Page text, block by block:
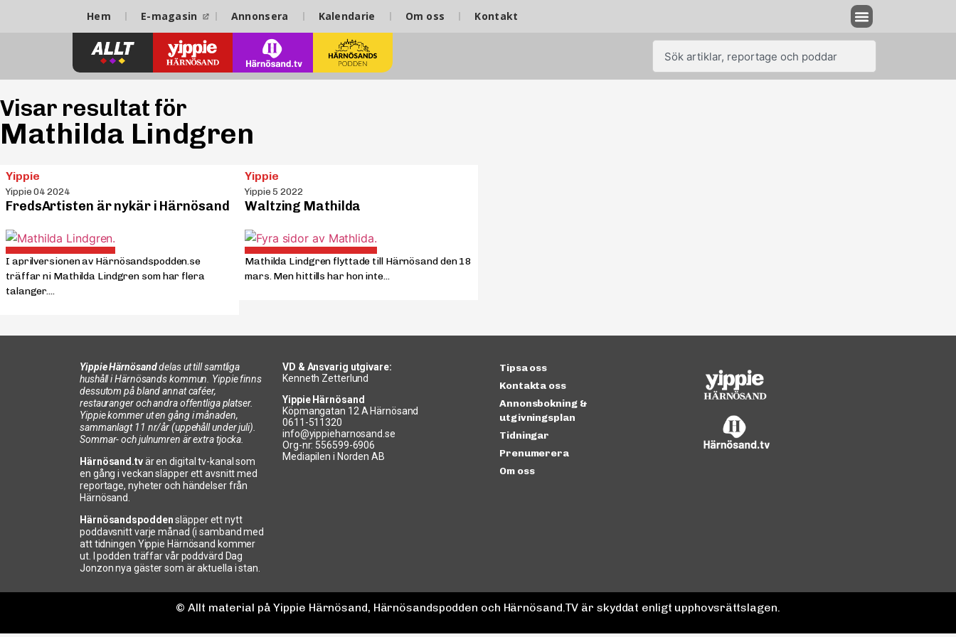
Hem E-magasin Annonsera Kalendarie Om oss Kontakt
Visar resultat för
Mathilda Lindgren
Yippie
Yippie 04 2024
FredsArtisten är nykär i Härnösand
I aprilversionen av Härnösandspodden.se
träffar ni Mathilda Lindgren som har flera
talanger....
Yippie
Yippie 5 2022
Waltzing Mathilda
Mathilda Lindgren flyttade till Härnösand den 18
mars. Men hittills har hon inte...
Yippie Härnösanddelas ut till samtliga
hushåll i Härnösands kommun. Yippie finns
dessutom på bland annat caféer,
restauranger och andra offentliga platser.
Yippie kommer ut en gång i månaden,
sammanlagt 11 nr/år (uppehåll under juli).
Sommar- och julnumren är extra tjocka.
Härnösand.tvär en digital tv-kanal som
en gång i veckan släpper ett avsnitt med
reportage, nyheter och händelser från
Härnösand.
Härnösandspoddensläpper ett nytt
poddavsnitt varje månad (i samband med
att tidningen Yippie Härnösand kommer
ut. I podden träffar vår poddvärd Dag
Jonzon nya gäster som är aktuella i stan.
VD & Ansvarig utgivare:
Kenneth Zetterlund
Yippie Härnösand
Köpmangatan 12 A Härnösand
0611-511320
info@yippieharnosand.se
Org-nr: 556599-6906
Mediapilen i Norden AB
Tipsa oss
Kontakta oss
Annonsbokning &
utgivningsplan
Tidningar
Prenumerera
Om oss
© Allt material på Yippie Härnösand, Härnösandspodden och Härnösand.TV är skyddat enligt upphovsrättslagen.